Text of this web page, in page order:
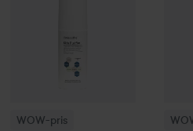
WOW-pris